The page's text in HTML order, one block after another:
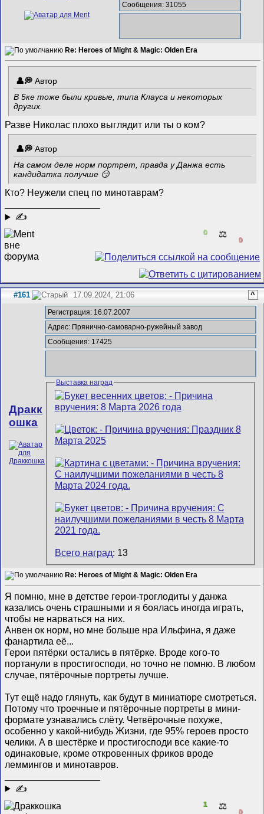
Сообщения: 31055
Re: Heroes of Might & Magic: Olden Era
Автор
В 5ке тоже были кривые, типа Клауса и некоторых
других.
Разве Николас плохо выглядит или ты о ком?
Автор
На самом деле норм портрет, правда у Данжа есть
кандидатка получше 😏
Кто? Неужели спец по минотаврам?
✍
0 ⚖️
0
#161 17.09.2024, 21:06 ^
Дракк
ошка
Регистрация: 16.07.2007
Адрес: Прянично-самоварно-ружейный завод
Сообщения: 17425
Выставка наград
Всего наград: 13
Re: Heroes of Might & Magic: Olden Era
Я помню, мне в детстве герои-троглодиты у данжа
казались очень страшными и я боялась иногда играть,
чтобы не нарваться на них.
Анвен ок норм, но мне больше нра Ильфина, я даже
фанартила её...
Герои пятёрки остались в пятёрке. Вроде кого-то
портанули в простигосподи, но точно не помню. В любом
случае, пятёрочные портреты лучше.
Тут ещё надо глянуть, как будут в миниатюре смотреться.
Потому что троечные и пятёрочные портреты в мини-
формате узнавались слёту. Четвёрочные похуже,
особенно у какой-нибудь Жизни, где 95% героев просто
челики. А в шестёрке и простигосподи все какие-то
одинаковые, кроме откровенных фриков вроде
леммингов и минотавров.
✍
1 ⚖️
0